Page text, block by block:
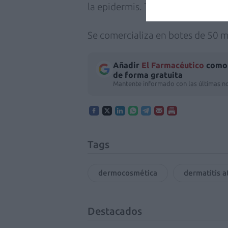
la epidermis. También suaviza,
Se comercializa en botes de 50
Añadir El Farmacéutico
de forma gratuita
Mantente informado con las últimas
Tags
dermocosmética dermatitis
Destacados